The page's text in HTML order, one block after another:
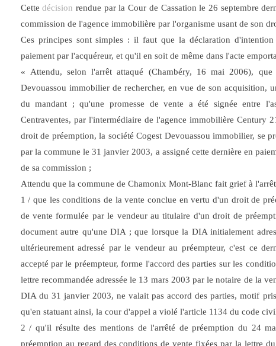
Cettedécision rendue par la Cour de Cassation le 26 septembre
commission de l'agence immobilière par l'organisme usant de son
Ces principes sont simples : il faut que la déclaration
paiement par l'acquéreur, et qu'il en soit de même dans l'acte
« Attendu, selon l'arrêt attaqué (Chambéry, 16 mai 2006), que
Devouassou immobilier de rechercher, en vue de son acquisition,
du mandant ; qu'une promesse de vente a été signée entre
Centraventes, par l'intermédiaire de l'agence immobilière Century
droit de préemption, la société Cogest Devouassou immobilier, se
par la commune le 31 janvier 2003, a assigné cette dernière en
de sa commission ;
Attendu que la commune de Chamonix Mont-Blanc fait grief à
1 / que les conditions de la vente conclue en vertu d'un droit de
de vente formulée par le vendeur au titulaire d'un droit de
document autre qu'une DIA ; que lorsque la DIA initialement
ultérieurement adressé par le vendeur au préempteur, c'est ce
accepté par le préempteur, forme l'accord des parties sur les
lettre recommandée adressée le 13 mars 2003 par le notaire de la
DIA du 31 janvier 2003, ne valait pas accord des parties, motif
qu'en statuant ainsi, la cour d'appel a violé l'article 1134 du code
2 / qu'il résulte des mentions de l'arrêté de préemption du 24
préemption au regard des conditions de vente fixées par la lettre